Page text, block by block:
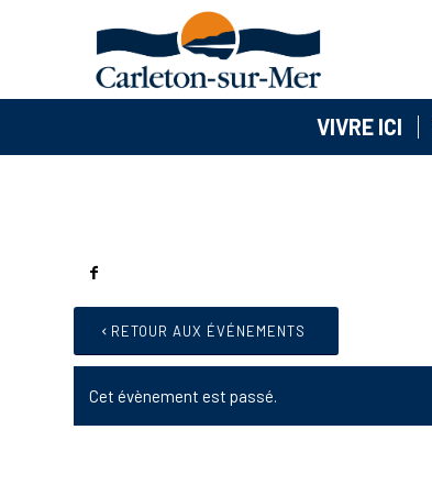
VIVRE ICI
RETOUR AUX ÉVÉNEMENTS
Cet évènement est passé.